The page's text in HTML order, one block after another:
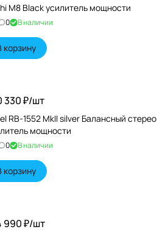
M8 Black усилитель мощности
0 В наличии
корзину
330 ₽/шт
RB-1552 MkII silver Балансный стерео
мощности
0 В наличии
корзину
990 ₽/шт